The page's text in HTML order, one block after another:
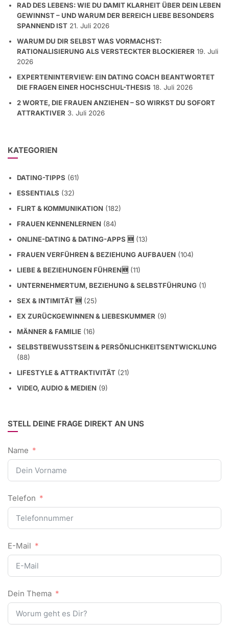
RAD DES LEBENS: WIE DU DAMIT KLARHEIT ÜBER DEIN LEBEN
GEWINNST – UND WARUM DER BEREICH LIEBE BESONDERS
SPANNEND IST 21. Juli 2026
WARUM DU DIR SELBST WAS VORMACHST:
RATIONALISIERUNG ALS VERSTECKTER BLOCKIERER 19. Juli
2026
EXPERTENINTERVIEW: EIN DATING COACH BEANTWORTET
DIE FRAGEN EINER HOCHSCHUL-THESIS 18. Juli 2026
2 WORTE, DIE FRAUEN ANZIEHEN – SO WIRKST DU SOFORT
ATTRAKTIVER 3. Juli 2026
KATEGORIEN
DATING-TIPPS (61)
ESSENTIALS (32)
FLIRT & KOMMUNIKATION (182)
FRAUEN KENNENLERNEN (84)
ONLINE-DATING & DATING-APPS 🆕 (13)
FRAUEN VERFÜHREN & BEZIEHUNG AUFBAUEN (104)
LIEBE & BEZIEHUNGEN FÜHREN🆕 (11)
UNTERNEHMERTUM, BEZIEHUNG & SELBSTFÜHRUNG (1)
SEX & INTIMITÄT 🆕 (25)
EX ZURÜCKGEWINNEN & LIEBESKUMMER (9)
MÄNNER & FAMILIE (16)
SELBSTBEWUSSTSEIN & PERSÖNLICHKEITSENTWICKLUNG
(88)
LIFESTYLE & ATTRAKTIVITÄT (21)
VIDEO, AUDIO & MEDIEN (9)
STELL DEINE FRAGE DIREKT AN UNS
Name
Telefon
E-Mail
Dein Thema